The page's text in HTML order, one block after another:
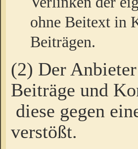
ohne Beitext in
Beiträgen.
(2) Der
Beiträge und
diese gegen
verstößt.